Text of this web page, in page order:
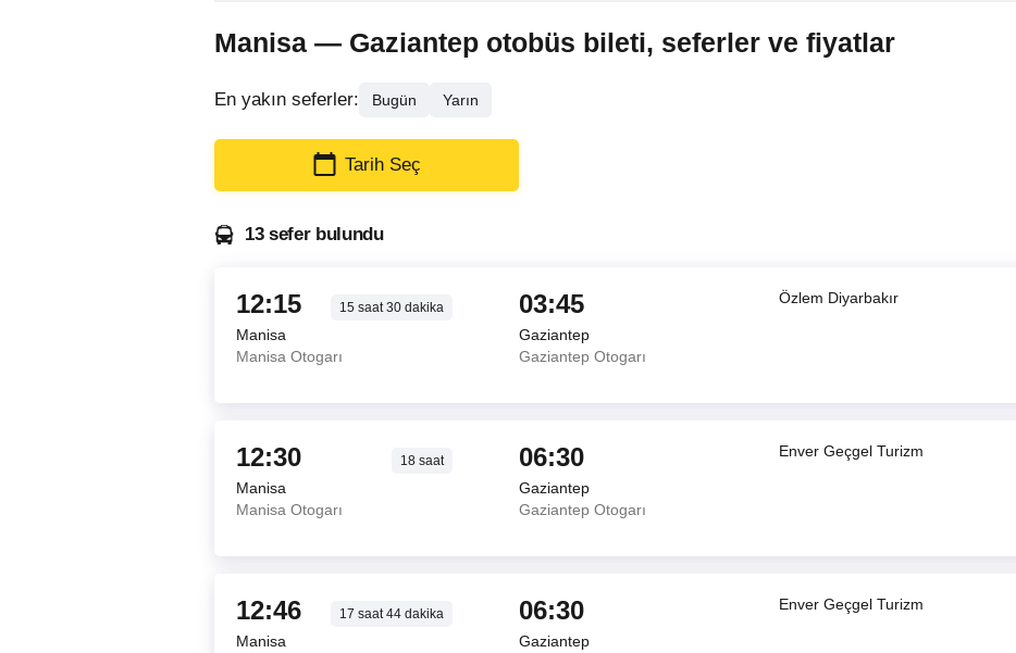
Manisa — Gaziantep otobüs bileti, seferler ve fiyatlar
En yakın seferler: Bugün Yarın
Tarih Seç
13 sefer bulundu
12:15 15 saat30 dakika
Manisa
Manisa Otogarı
03:45
Gaziantep
Gaziantep Otogarı
Özlem Diyarbakır
12:30 18 saat
Manisa
Manisa Otogarı
06:30
Gaziantep
Gaziantep Otogarı
Enver Geçgel Turizm
12:46 17 saat44 dakika
Manisa
06:30
Gaziantep
Enver Geçgel Turizm